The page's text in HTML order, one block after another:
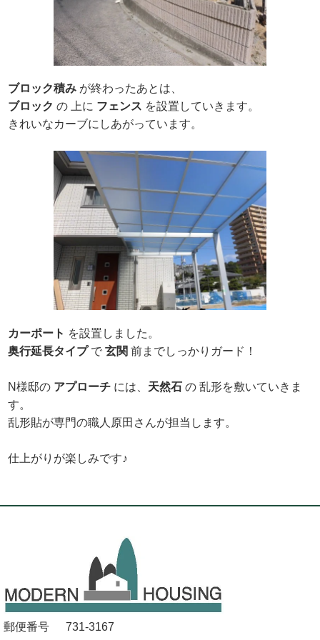
ブロック積み が終わったあとは、
ブロックの 上に フェンス を設置していきます。
きれいなカーブにしあがっています。
カーポート を設置しました。
奥行延長タイプ で玄関前までしっかりガード！
N様邸の アプローチ には、 天然石の 乱形を敷いていきま
す。
乱形貼が専門の職人原田さんが担当します。
仕上がりが楽しみです♪
郵便番号
731-3167